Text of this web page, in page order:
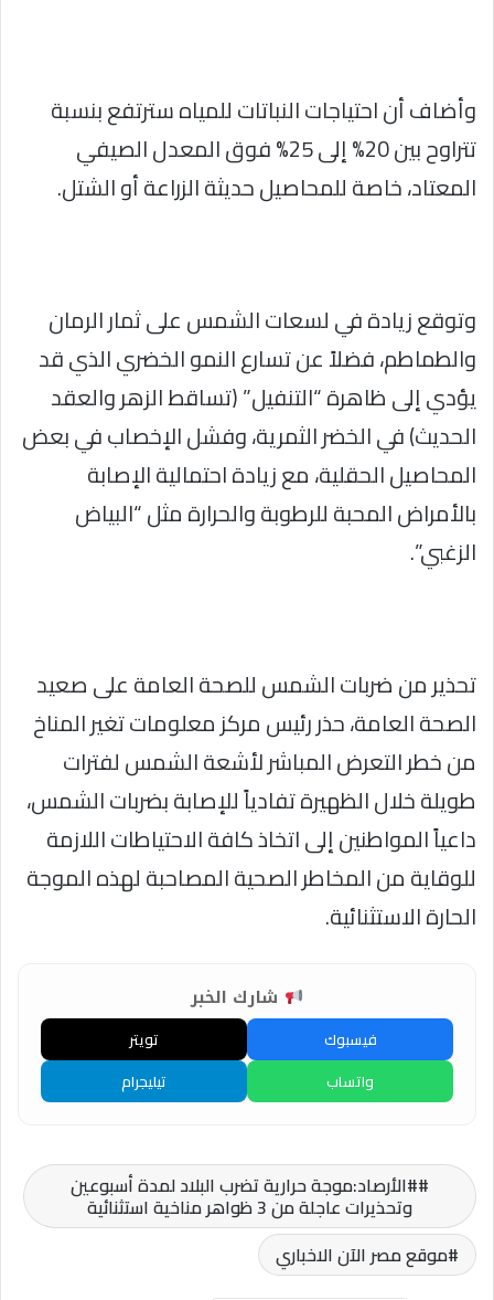
وأضاف أن احتياجات النباتات للمياه سترتفع بنسبة
تتراوح بين 20% إلى 25% فوق المعدل الصيفي
المعتاد، خاصة للمحاصيل حديثة الزراعة أو الشتل.
وتوقع زيادة في لسعات الشمس على ثمار الرمان
والطماطم، فضلاً عن تسارع النمو الخضري الذي قد
يؤدي إلى ظاهرة “التنفيل” (تساقط الزهر والعقد
الحديث) في الخضر الثمرية، وفشل الإخصاب في بعض
المحاصيل الحقلية، مع زيادة احتمالية الإصابة
بالأمراض المحبة للرطوبة والحرارة مثل “البياض
الزغبي”.
تحذير من ضربات الشمس للصحة العامة على صعيد
الصحة العامة، حذر رئيس مركز معلومات تغير المناخ
من خطر التعرض المباشر لأشعة الشمس لفترات
طويلة خلال الظهيرة تفادياً للإصابة بضربات الشمس،
داعياً المواطنين إلى اتخاذ كافة الاحتياطات اللازمة
للوقاية من المخاطر الصحية المصاحبة لهذه الموجة
الحارة الاستثنائية.
شارك الخبر
فيسبوك
تويتر
واتساب
تيليجرام
#الأرصاد:موجة حرارية تضرب البلاد لمدة أسبوعين
وتحذيرات عاجلة من 3 ظواهر مناخية استثنائية
موقع مصر الآن الاخباري